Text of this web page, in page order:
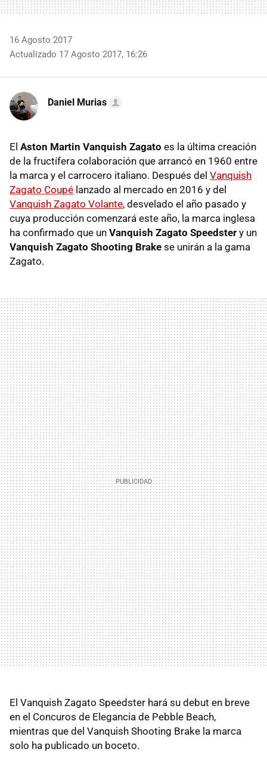
16 Agosto 2017
Actualizado 17 Agosto 2017, 16:26
Daniel Murias
El Aston Martin Vanquish Zagato es la última creación
de la fructífera colaboración que arrancó en 1960 entre
la marca y el carrocero italiano. Después del Vanquish
Zagato Coupé lanzado al mercado en 2016 y del
Vanquish Zagato Volante, desvelado el año pasado y
cuya producción comenzará este año, la marca inglesa
ha confirmado que un Vanquish Zagato Speedster y un
Vanquish Zagato Shooting Brake se unirán a la gama
Zagato.
El Vanquish Zagato Speedster hará su debut en breve
en el Concuros de Elegancia de Pebble Beach,
mientras que del Vanquish Shooting Brake la marca
solo ha publicado un boceto.